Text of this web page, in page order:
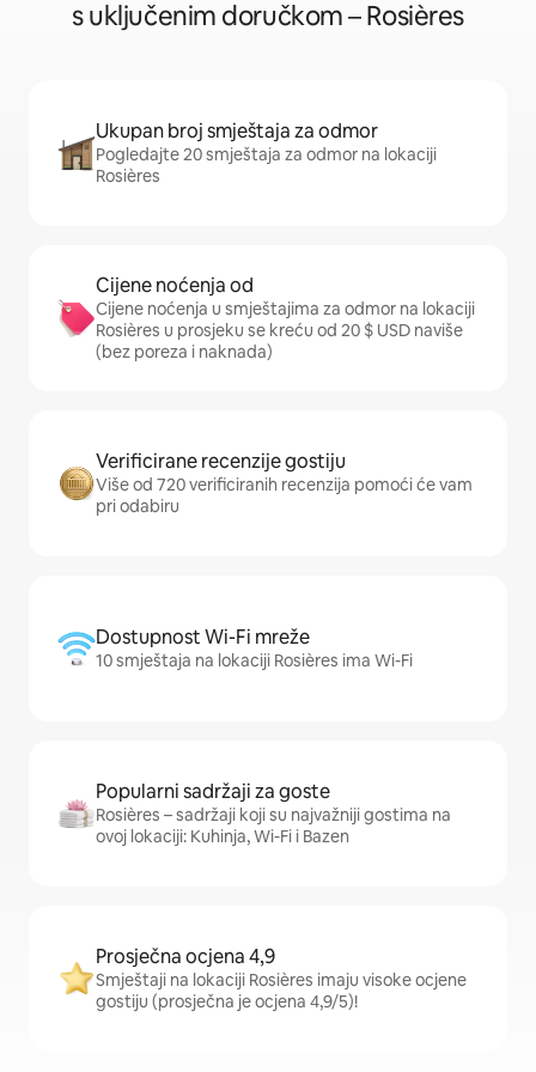
s uključenim doručkom – Rosières
Ukupan broj smještaja za odmor
Pogledajte 20 smještaja za odmor na lokaciji
Rosières
Cijene noćenja od
Cijene noćenja u smještajima za odmor na lokaciji
Rosières u prosjeku se kreću od 20 $ USD naviše
(bez poreza i naknada)
Verificirane recenzije gostiju
Više od 720 verificiranih recenzija pomoći će vam
pri odabiru
Dostupnost Wi-Fi mreže
10 smještaja na lokaciji Rosières ima Wi-Fi
Popularni sadržaji za goste
Rosières – sadržaji koji su najvažniji gostima na
ovoj lokaciji: Kuhinja, Wi-Fi i Bazen
Prosječna ocjena 4,9
Smještaji na lokaciji Rosières imaju visoke ocjene
gostiju (prosječna je ocjena 4,9/5)!